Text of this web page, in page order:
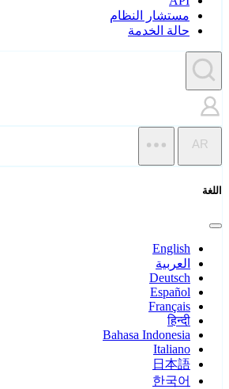
مستشار النظام
حالة الخدمة
AR
اللغة
English
العربية
Deutsch
Español
Français
हिन्दी
Bahasa Indonesia
Italiano
日本語
한국어